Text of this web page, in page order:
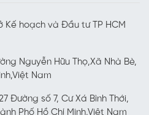
Kế hoạch và Đầu tư TP HCM
Nguyễn Hữu Thọ,Xã Nhà Bè,
Nam
Đường số 7, Cư Xá Bình Thới,
Phố Hồ Chí Minh,Việt Nam